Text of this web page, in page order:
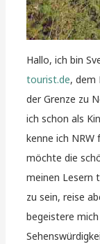
Hallo, ich bin
tourist.de, dem
der Grenze zu
ich schon als
kenne ich
möchte die
meinen Lesern
zu sein, reise
begeistere